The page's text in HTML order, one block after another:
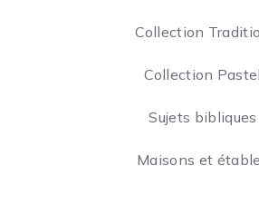
Collection
Collection Pastel
Sujets bibliques
Maisons et